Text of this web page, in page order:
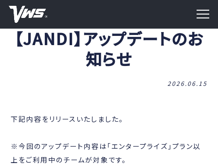
【JANDI】アップデートのお
知らせ
2026.06.15
下記内容をリリースいたしました。
※今回のアップデート内容は「エンタープライズ」プラン以
上をご利用中のチームが対象です。